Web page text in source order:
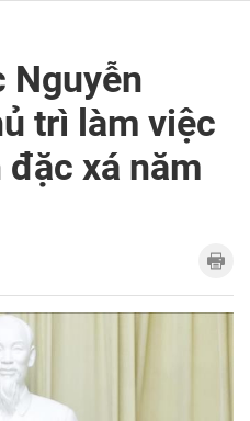
Nguyễn
trì làm việc
xá năm